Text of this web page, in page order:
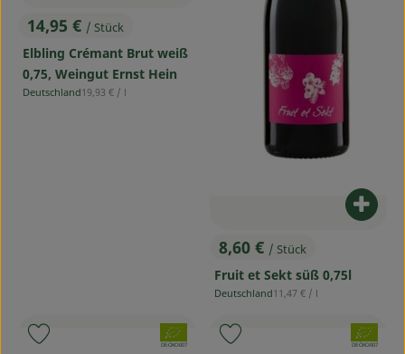
, Preis:
14,95 € / Stück
Elbling Crémant Brut weiß
0,75, Weingut Ernst Hein
, Herkunft:
Deutschland, Referenzpreis:
19,93 € / l
, Preis:
8,60 € / Stück
Fruit et Sekt süß 0,75l
, Herkunft:
Deutschland, Referenzpreis:
11,47 € / l
, Verband:
, Kontrollstelle:
DE-ÖKO-007
Produkt zu Favouriten hinzufügen
, Verband:
, Kontrollstelle:
DE-ÖKO-007
Produkt zu Favouriten